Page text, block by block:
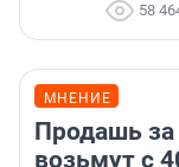
58
МНЕНИЕ
Продашь за
возьмут с